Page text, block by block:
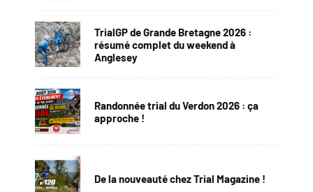
TrialGP de Grande Bretagne 2026 :
résumé complet du weekend à
Anglesey
Randonnée trial du Verdon 2026 : ça
approche !
De la nouveauté chez Trial Magazine !